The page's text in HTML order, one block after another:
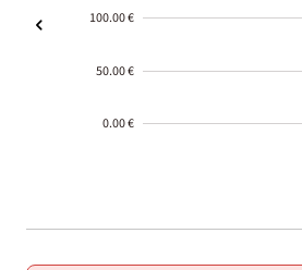
100.00 €
50.00 €
0.00 €
01-02